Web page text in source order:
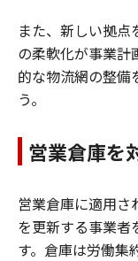
また、新しい拠
の柔軟化が事業計
的な物流網の整備
う。
営業倉庫を
営業倉庫に適用さ
を更新する事業者
す。倉庫は労働集